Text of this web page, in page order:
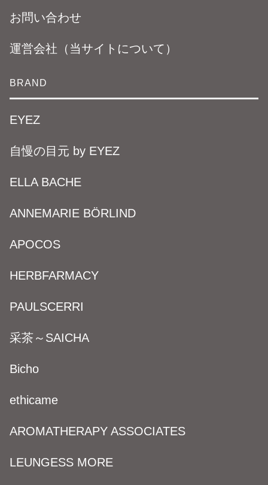
お問い合わせ
運営会社（当サイトについて）
BRAND
EYEZ
自慢の目元 by EYEZ
ELLA BACHE
ANNEMARIE BÖRLIND
APOCOS
HERBFARMACY
PAULSCERRI
采茶～SAICHA
Bicho
ethicame
AROMATHERAPY ASSOCIATES
LEUNGESS MORE